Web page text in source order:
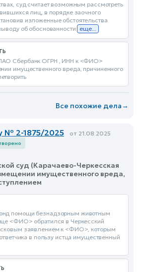
суд считает возможным рассмотреть
лиц, в порядке заочного
изложенные обстоятельства
об обоснованности еще...
Сбербанк ОГРН , ИНН к <ФИО>
имущественного вреда, причиненного
Все похожие дела→
№ 2-1875/2025 от 21.08.2025
суд (Карачаево-Черкесская
имущественного вреда,
помощи безнадзорным животным
<ФИО> обратился в Черкесский
заявлением к <ФИО>, которым
в пользу истца имущественный